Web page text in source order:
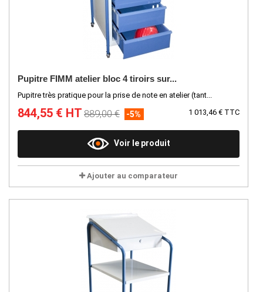
Pupitre FIMM atelier bloc 4 tiroirs sur...
Pupitre très pratique pour la prise de note en atelier (tant...
844,55 € HT 1 013,46 € TTC
889,00 € -5%
Voir le produit
Ajouter au comparateur